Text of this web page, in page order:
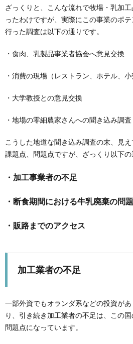
ざっくりと、こんな流れで牧場・乳加
ったわけですが、実際にこの事業のポ
行った調査は以下の通りです。
・食肉、乳製品事業者協会へ意見交換
・消費の現場（レストラン、ホテル、
・大学教授との意見交換
・地場の零細農家さんへの聞き込み調査
こうした地道な聞き込み調査の末、見
課題点、問題点ですが、ざっくり以下の
・加工事業者の不足
・断食期間における牛乳廃棄の問題
・販路までのアクセス
加工業者の不足
一部外資でもオランダ系などの投資が
り、引き続き加工業者の不足は、この
問題点になっています。